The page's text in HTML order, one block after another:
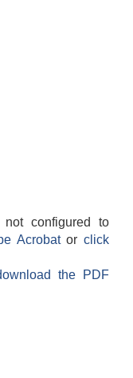
configured to
Acrobatorclick
the PDF